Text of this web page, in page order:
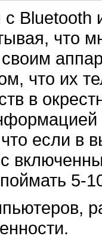
что
что их
в
если в
с
5-